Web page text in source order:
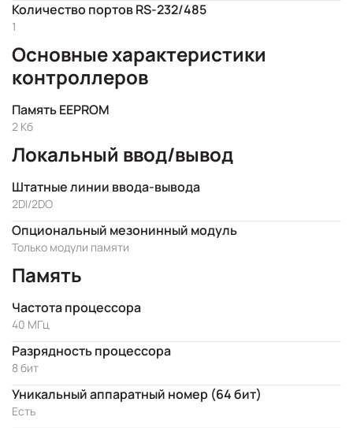
Количество портов RS-232/485
1
Основные характеристики
контроллеров
Память EEPROM
2 Кб
Локальный ввод/вывод
Штатные линии ввода-вывода
2DI/2DO
Опциональный мезонинный модуль
Только модули памяти
Память
Частота процессора
40 МГц
Разрядность процессора
8 бит
Уникальный аппаратный номер (64 бит)
Есть